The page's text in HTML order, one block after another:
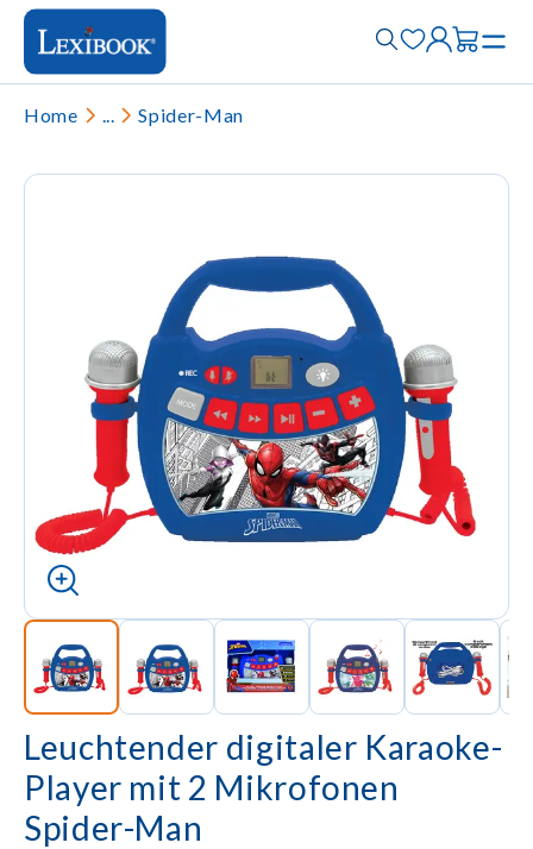
Home ... Spider-Man
Leuchtender digitaler Karaoke-
Player mit 2 Mikrofonen
Spider-Man